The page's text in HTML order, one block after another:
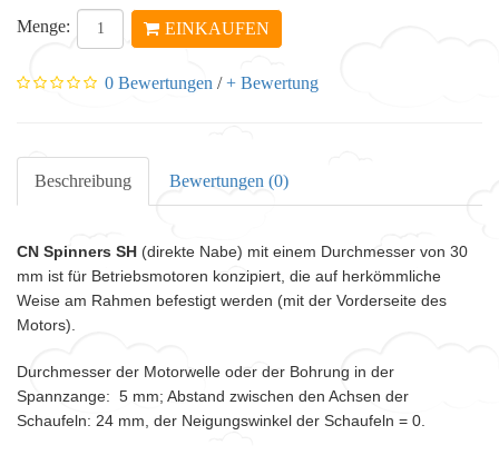
Menge: EINKAUFEN
0 Bewertungen /+ Bewertung
Beschreibung Bewertungen (0)
CN Spinners SH (direkte Nabe) mit einem Durchmesser von 30
mm ist für Betriebsmotoren konzipiert, die auf herkömmliche
Weise am Rahmen befestigt werden (mit der Vorderseite des
Motors).
Durchmesser der Motorwelle oder der Bohrung in der
Spannzange: 5 mm; Abstand zwischen den Achsen der
Schaufeln: 24 mm, der Neigungswinkel der Schaufeln = 0.